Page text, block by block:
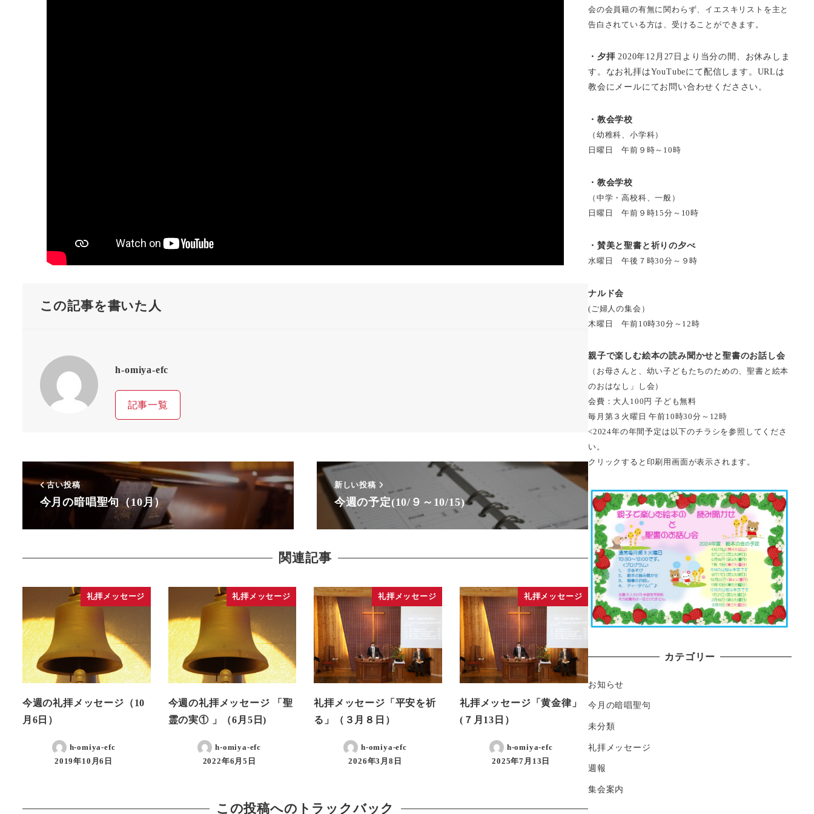
この記事を書いた人
h-omiya-efc
記事一覧
古い投稿
今月の暗唱聖句（10月）
新しい投稿
今週の予定(10/９～10/15)
関連記事
礼拝メッセージ
今週の礼拝メッセージ（10
月6日）
h-omiya-efc
2019年10月6日
礼拝メッセージ
今週の礼拝メッセージ 「聖
霊の実① 」（6月5日)
h-omiya-efc
2022年6月5日
礼拝メッセージ
礼拝メッセージ「平安を祈
る」（３月８日）
h-omiya-efc
2026年3月8日
礼拝メッセージ
礼拝メッセージ「黄金律」
(７月13日）
h-omiya-efc
2025年7月13日
この投稿へのトラックバック
会の会員籍の有無に関わらず、イエスキリストを主と
告白されている方は、受けることができます。
・夕拝2020年12月27日より当分の間、お休みしま
す。なお礼拝はYouTubeにて配信します。URLは
教会にメールにてお問い合わせくだささい。
・教会学校
（幼稚科、小学科）
日曜日 午前９時～10時
・教会学校
（中学・高校科、一般）
日曜日 午前９時15分～10時
・賛美と聖書と祈りの夕べ
水曜日 午後７時30分～９時
ナルド会
(ご婦人の集会）
木曜日 午前10時30分～12時
親子で楽しむ絵本の読み聞かせと聖書のお話し会
（お母さんと、幼い子どもたちのための、聖書と絵本
のおはなし」し会）
会費：大人100円 子ども無料
毎月第３火曜日 午前10時30分～12時
<2024年の年間予定は以下のチラシを参照してくださ
い。
クリックすると印刷用画面が表示されます。
カテゴリー
お知らせ
今月の暗唱聖句
未分類
礼拝メッセージ
週報
集会案内